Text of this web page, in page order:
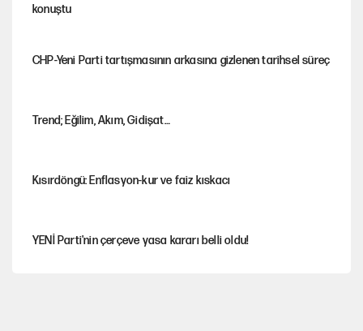
konuştu
CHP-Yeni Parti tartışmasının arkasına gizlenen tarihsel süreç
Trend; Eğilim, Akım, Gidişat…
Kısırdöngü: Enflasyon-kur ve faiz kıskacı
YENİ Parti'nin çerçeve yasa kararı belli oldu!